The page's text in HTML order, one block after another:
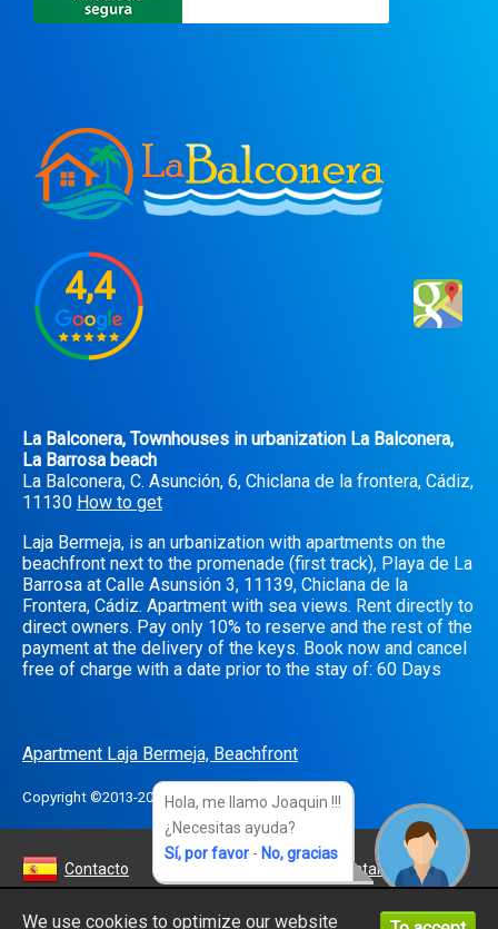
4,4
La Balconera, Townhouses in urbanization La Balconera,
La Barrosa beach
La Balconera, C. Asunción, 6, Chiclana de la frontera, Cádiz,
11130 How to get
Laja Bermeja, is an urbanization with apartments on the
beachfront next to the promenade (first track), Playa de La
Barrosa at Calle Asunsión 3, 11139, Chiclana de la
Frontera, Cádiz. Apartment with sea views. Rent directly to
direct owners. Pay only 10% to reserve and the rest of the
payment at the delivery of the keys. Book now and cancel
free of charge with a date prior to the stay of: 60 Days
Apartment Laja Bermeja, Beachfront
Copyright ©2013-2026Viasite s.l.
Contacto Kontakt
Kontakt Contact
We use cookies to optimize our website
Hola, me llamo Joaquin !!!
¿Necesitas ayuda?
Sí, por favor - No, gracias